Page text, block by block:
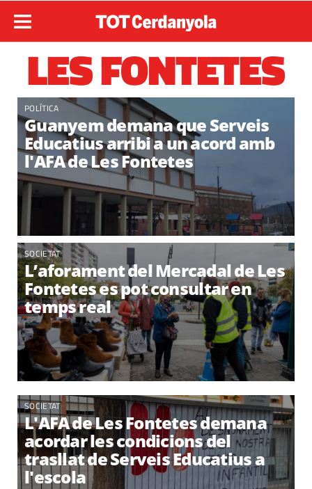
LES FONTETES
POLÍTICA
Guanyem demana que Serveis
Educatius arribi a un acord amb
l'AFA de Les Fontetes
SOCIETAT
L’aforament del Mercadal de Les
Fontetes es pot consultar en
temps real
SOCIETAT
L'AFA de Les Fontetes demana
acordar les condicions del
trasllat de Serveis Educatius a
l'escola